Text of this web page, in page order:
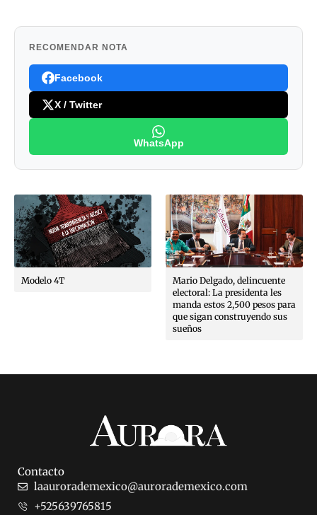
RECOMENDAR NOTA
Facebook
X / Twitter
WhatsApp
Modelo 4T
Mario Delgado, delincuente
electoral: La presidenta les
manda estos 2,500 pesos para
que sigan construyendo sus
sueños
Contacto
laaurorademexico@aurorademexico.com
+525639765815